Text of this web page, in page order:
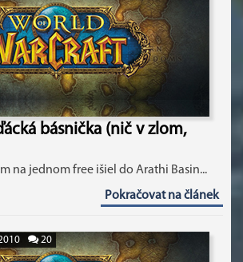
básnička (nič v zlom,
na jednom free išiel do Arathi Basin...
Pokračovat na článek
20